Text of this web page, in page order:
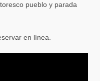
pueblo y parada
en línea.